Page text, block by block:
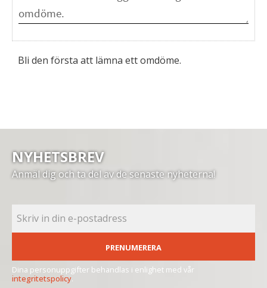
Bli den första att lämna ett omdöme.
NYHETSBREV
Anmäl dig och ta del av de senaste nyheterna!
PRENUMERERA
Dina personuppgifter behandlas i enlighet med vår
integritetspolicy.